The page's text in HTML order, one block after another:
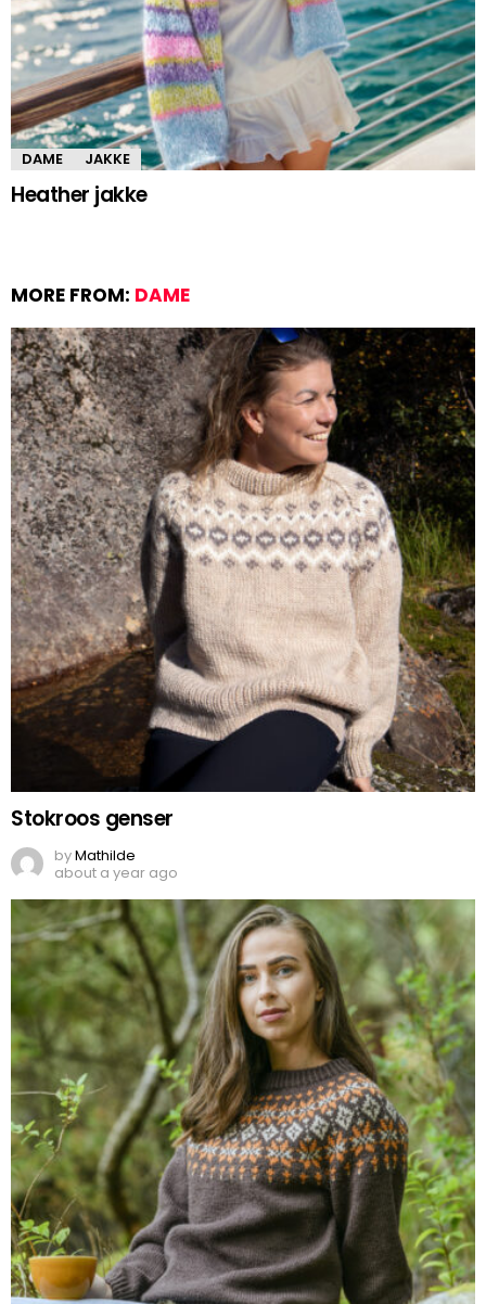
DAME JAKKE
Heather jakke
MORE FROM: DAME
Stokroos genser
byMathilde
about a year ago